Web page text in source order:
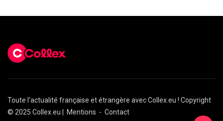
Toute l'actualité française et étrangère avec Collex.eu ! Copyright
© 2025 Collex.eu |
Mentions - Contact